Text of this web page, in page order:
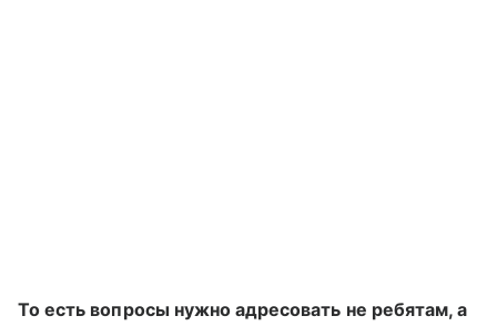
То есть вопросы нужно адресовать не ребятам, а